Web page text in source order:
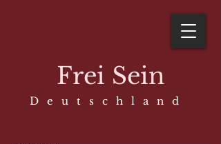
Frei Sein
D e u t s c h l a n d